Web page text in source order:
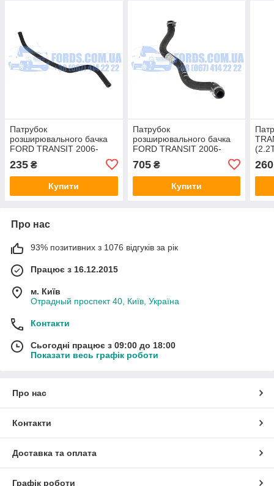
Патрубок
розширювального бачка
FORD TRANSIT 2006-
235 ₴
Купити
Патрубок
розширювального бачка
FORD TRANSIT 2006-
2014 (3.2TDCI) ORIGINAL
705₴
Купити
260
Про нас
93% позитивних з 1076 відгуків за рік
Працює з 16.12.2015
м. Київ
Отрадный проспект 40, Київ, Україна
Контакти
Сьогодні працює з 09:00 до 18:00
Показати весь графік роботи
Про нас
Контакти
Доставка та оплата
Графік роботи